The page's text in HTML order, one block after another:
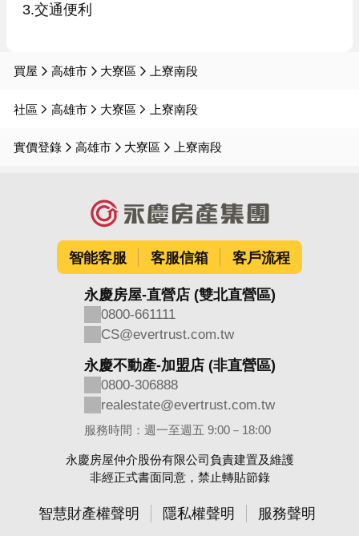
3.交通便利
買屋 高雄市 大寮區 上寮南段
社區 高雄市 大寮區 上寮南段
實價登錄 高雄市 大寮區 上寮南段
智能客服 客服信箱 客戶流程
永慶房屋-直營店 (雙北直營區)
0800-661111
CS@evertrust.com.tw
永慶不動產-加盟店 (非直營區)
0800-306888
realestate@evertrust.com.tw
服務時間：週一至週五 9:00－18:00
永慶房屋仲介股份有限公司負責建置及維護
非經正式書面同意，禁止轉貼節錄
智慧財產權聲明 隱私權聲明 服務聲明